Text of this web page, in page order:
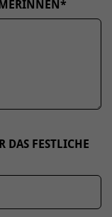
*
DAS FESTLICHE